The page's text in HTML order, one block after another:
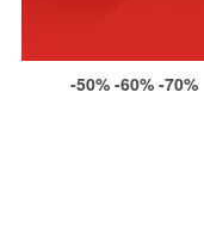
-50% -60% -70%